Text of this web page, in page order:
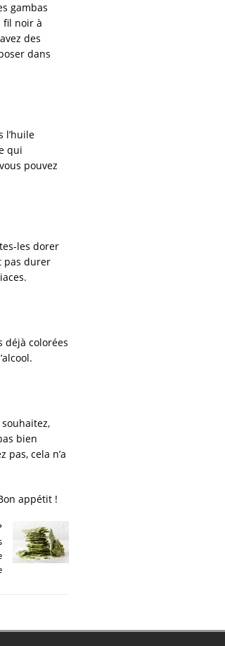
gambas
fil noir à
des
dans
l’huile
qui
pouvez
les dorer
pas durer
déjà colorées
bien
pas, cela n’a
appétit !